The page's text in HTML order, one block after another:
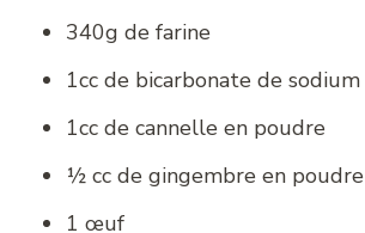
340g de farine
1cc de bicarbonate de sodium
1cc de cannelle en poudre
½ cc de gingembre en poudre
1 œuf